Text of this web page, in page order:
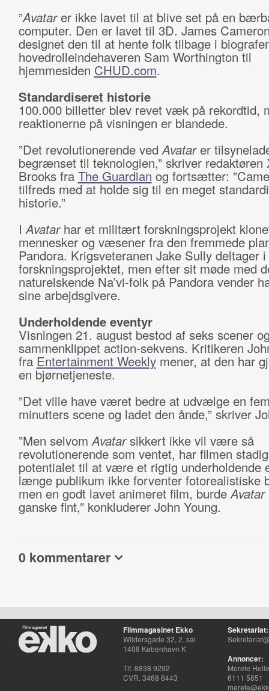
”Avatarer ikke lavet til at blive set på en
computer. Den er lavet til 3D. James
designet den til at hente folk tilbage i
hovedrolleindehaveren Sam Worthington til
hjemmesiden CHUD.com.
Standardiseret historie
100.000 billetter blev revet væk på rekordtid,
reaktionerne på visningen er blandede.
”Det revolutionerende vedAvatarer
begrænset til teknologien,” skriver redaktøren
Brooks fra The Guardian og fortsætter:
tilfreds med at holde sig til en meget
historie.”
IAvatarhar et militært forskningsprojekt
mennesker og væsener fra den fremmede
Pandora. Krigsveteranen Jake Sully deltager i
forskningsprojektet, men efter sit møde med
naturelskende Na’vi-folk på Pandora vender
sine arbejdsgivere.
Underholdende eventyr
Visningen 21. august bestod af seks scener
sammenklippet action-sekvens. Kritikeren
fra Entertainment Weeklymener, at den har
en bjørnetjeneste.
”Det ville have været bedre at udvælge en
minutters scene og ladet den ånde,” skriver
”Men selvomAvatarsikkert ikke vil være så
revolutionerende som ventet, har filmen stadig
potentialet til at være et rigtig underholdende
længe publikum ikke forventer fotorealistiske
men en godt lavet animeret film, burdeAvatar
ganske fint,” konkluderer John Young.
0 kommentarer
Filmmagasinet Ekko
Wildersgade 32, 2. sal
1408 København K
Tlf. 8838 9292
CVR. 3468 8443
Sekretariat:
Annoncer:
Merete
6111 5851